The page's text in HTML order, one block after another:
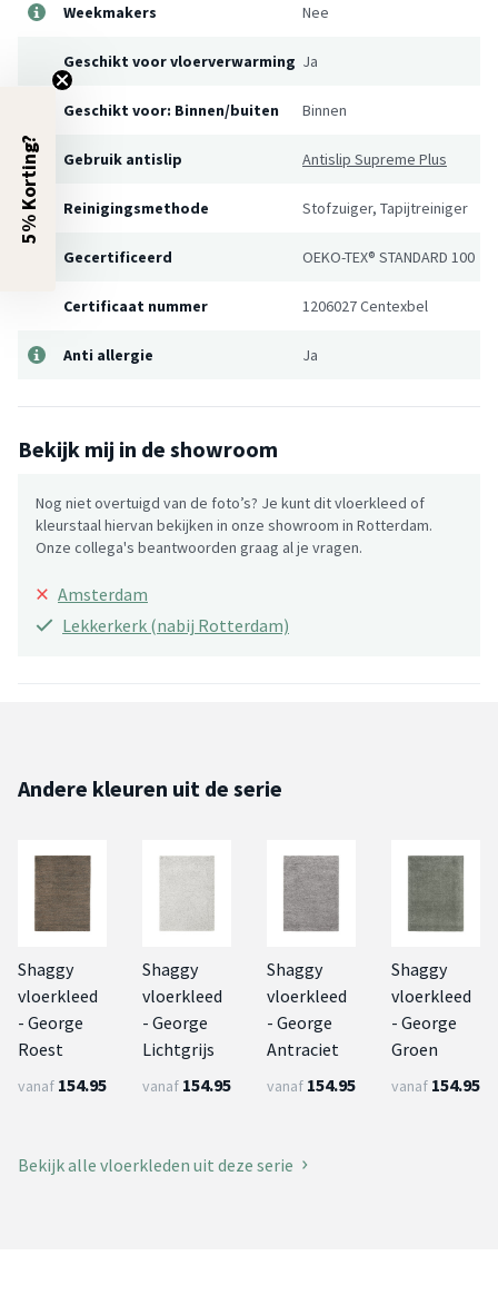
Weekmakers Nee
Geschikt voor vloerverwarming Ja
Geschikt voor: Binnen/buiten Binnen
Gebruik antislip Antislip Supreme Plus
Reinigingsmethode Stofzuiger, Tapijtreiniger
Gecertificeerd OEKO-TEX® STANDARD 100
Certificaat nummer 1206027 Centexbel
Anti allergie Ja
Bekijk mij in de showroom
Nog niet overtuigd van de foto’s? Je kunt dit vloerkleed of
kleurstaal hiervan bekijken in onze showroom in Rotterdam.
Onze collega's beantwoorden graag al je vragen.
× Amsterdam
Lekkerkerk (nabij Rotterdam)
Andere kleuren uit de serie
Shaggy
vloerkleed
- George
Roest
vanaf 154.95
Shaggy
vloerkleed
- George
Lichtgrijs
vanaf 154.95
Shaggy
vloerkleed
- George
Antraciet
vanaf 154.95
Shaggy
vloerkleed
- George
Groen
vanaf 154.95
Bekijk alle vloerkleden uit deze serie
5% Korting?